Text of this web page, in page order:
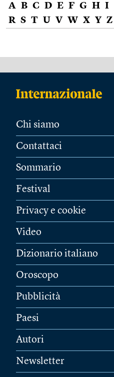
A B C D E F G H I
R S T U V W X Y Z
Chi siamo
Contattaci
Sommario
Festival
Privacy e cookie
Video
Dizionario italiano
Oroscopo
Pubblicità
Paesi
Autori
Newsletter